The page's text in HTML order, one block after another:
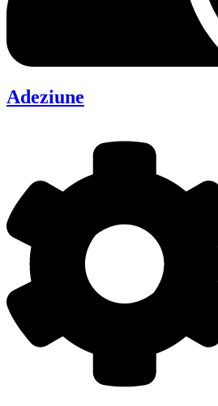
Adeziune